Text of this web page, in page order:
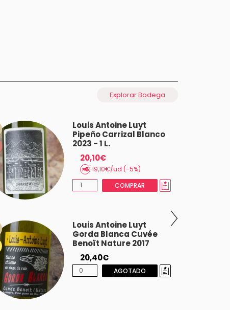
Explorar Bodega
Louis Antoine Luyt
Pipeño Carrizal Blanco
2023 - 1 L.
20,10€
19,10€/ud (-5%)
COMPRAR
Louis Antoine Luyt
Gorda Blanca Cuvée
Benoït Nature 2017
20,40€
AGOTADO